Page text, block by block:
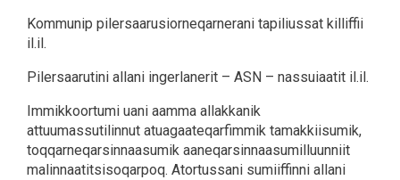
Kommunip pilersaarusiorneqarnerani tapiliussat killiffii
il.il.
Pilersaarutini allani ingerlanerit – ASN – nassuiaatit il.il.
Immikkoortumi uani aamma allakkanik
attuumassutilinnut atuagaateqarfimmik tamakkiisumik,
toqqarneqarsinnaasumik aaneqarsinnaasumilluunniit
malinnaatitsisoqarpoq. Atortussani sumiiffinni allani